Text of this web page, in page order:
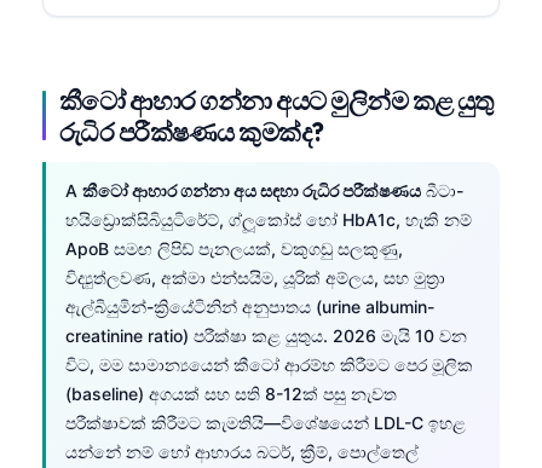
කීටෝ ආහාර ගන්නා අයට මුලින්ම කළ යුතු
රුධිර පරීක්ෂණය කුමක්ද?
A කීටෝ ආහාර ගන්නා අය සඳහා රුධිර පරීක්ෂණය බීටා-
හයිඩ්‍රොක්සිබියුටිරේට්, ග්ලූකෝස් හෝ HbA1c, හැකි නම්
ApoB සමඟ ලිපිඩ් පැනලයක්, වකුගඩු සලකුණු,
විද්‍යුත්ලවණ, අක්මා එන්සයිම, යූරික් අම්ලය, සහ මුත්‍රා
ඇල්බියුමින්-ක්‍රියේටිනින් අනුපාතය (urine albumin-
creatinine ratio) පරීක්ෂා කළ යුතුය. 2026 මැයි 10 වන
විට, මම සාමාන්‍යයෙන් කීටෝ ආරම්භ කිරීමට පෙර මූලික
(baseline) අගයක් සහ සති 8-12ක් පසු නැවත
පරීක්ෂාවක් කිරීමට කැමතියි—විශේෂයෙන් LDL-C ඉහළ
යන්නේ නම් හෝ ආහාරය බටර්, ක්‍රීම්, පොල්තෙල්